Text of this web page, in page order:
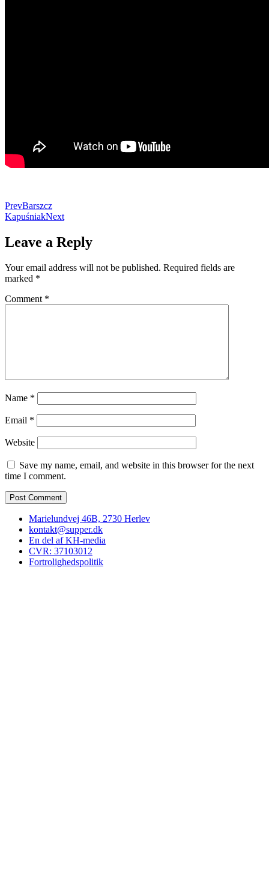
PrevBarszcz
KapuśniakNext
Leave a Reply
Your email address will not be published. Required fields are
marked *
Comment *
Name *
Email *
Website
Save my name, email, and website in this browser for the next
time I comment.
Marielundvej 46B, 2730 Herlev
kontakt@supper.dk
En del af KH-media
CVR: 37103012
Fortrolighedspolitik